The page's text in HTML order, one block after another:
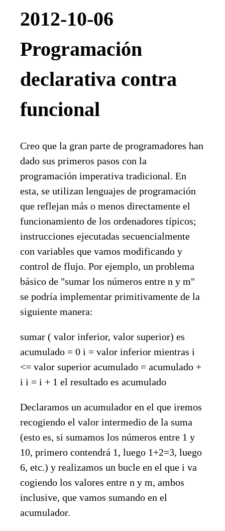
2012-10-06
Programación
declarativa contra
funcional
Creo que la gran parte de programadores han
dado sus primeros pasos con la
programación imperativa tradicional. En
esta, se utilizan lenguajes de programación
que reflejan más o menos directamente el
funcionamiento de los ordenadores típicos;
instrucciones ejecutadas secuencialmente
con variables que vamos modificando y
control de flujo. Por ejemplo, un problema
básico de "sumar los números entre n y m"
se podría implementar primitivamente de la
siguiente manera:
sumar ( valor inferior, valor superior) es
acumulado = 0 i = valor inferior mientras i
<= valor superior acumulado = acumulado +
i i = i + 1 el resultado es acumulado
Declaramos un acumulador en el que iremos
recogiendo el valor intermedio de la suma
(esto es, si sumamos los números entre 1 y
10, primero contendrá 1, luego 1+2=3, luego
6, etc.) y realizamos un bucle en el que i va
cogiendo los valores entre n y m, ambos
inclusive, que vamos sumando en el
acumulador.